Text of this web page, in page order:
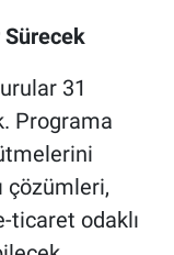
Sürecek
31
Programa
çözümleri,
odaklı